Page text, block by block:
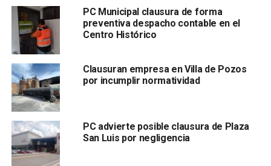
“Son mil 88 giros comerciales en la ciudad, pero son los
negocios de venta de cerveza los más sancionados o
clausurados, también le siguen los de comida, sobre todo
aquellos que se ponen en las calles sin permisos
previos”.
García Medina detalló que el costo de
ir desde los 15 a los 240 UMAS.
PC Municipal clausura de forma
preventiva despacho contable en el
Centro Histórico
Clausuran empresa en Villa de Pozos
por incumplir normatividad
PC advierte posible clausura de Plaza
San Luis por negligencia